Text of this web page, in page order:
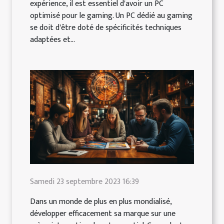
expérience, il est essentiel d'avoir un PC
optimisé pour le gaming. Un PC dédié au gaming
se doit d'être doté de spécificités techniques
adaptées et...
Samedi 23 septembre 2023 16:39
Dans un monde de plus en plus mondialisé,
développer efficacement sa marque sur une